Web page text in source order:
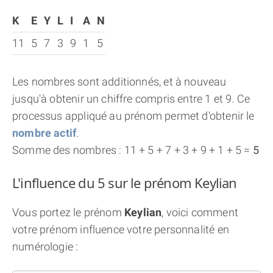
K E Y L I A N
11
5 7 3 9 1 5
Les nombres sont additionnés, et à nouveau
jusqu'à obtenir un chiffre compris entre 1 et 9. Ce
processus appliqué au prénom permet d'obtenir le
nombre actif.
Somme des nombres : 11 + 5 + 7 + 3 + 9 + 1 + 5 = 5
L'influence du 5 sur le prénom Keylian
Vous portez le prénom Keylian, voici comment
votre prénom influence votre personnalité en
numérologie :